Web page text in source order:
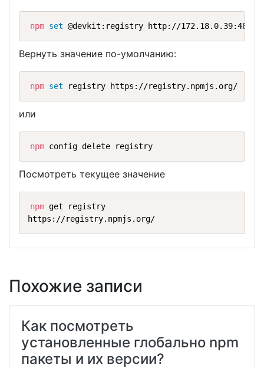
npm set @devkit:registry http://172.18.0.39:4873
Вернуть значение по-умолчанию:
npm set registry https://registry.npmjs.org/
или
npm config delete registry
Посмотреть текущее значение
npm get registry
https://registry.npmjs.org/
Похожие записи
Как посмотреть
установленные глобально npm
пакеты и их версии?